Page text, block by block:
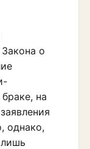
о
на
однако,